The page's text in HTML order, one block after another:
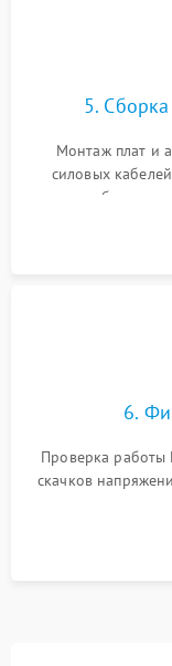
5.
Монтаж плат и
силовых
калибровки
срабатывания
6.
Проверка работы
скачков
времени